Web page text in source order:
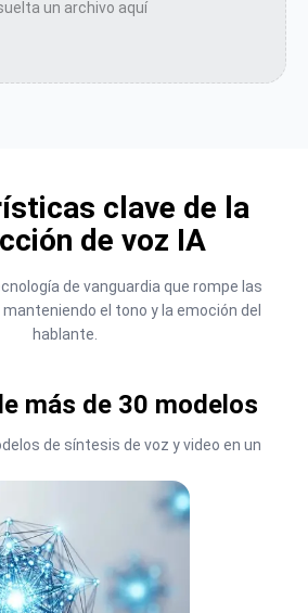
un archivo aquí
clave de la
de voz IA
de vanguardia que rompe las
el tono y la emoción del
hablante.
más de 30 modelos
de síntesis de voz y video en un